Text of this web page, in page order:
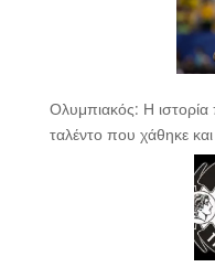
Ολυμπιακός: Η
ταλέντο που χάθηκε